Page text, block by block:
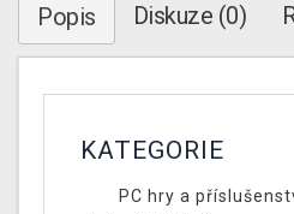
Popis Diskuze (0)
KATEGORIE
PC hry a